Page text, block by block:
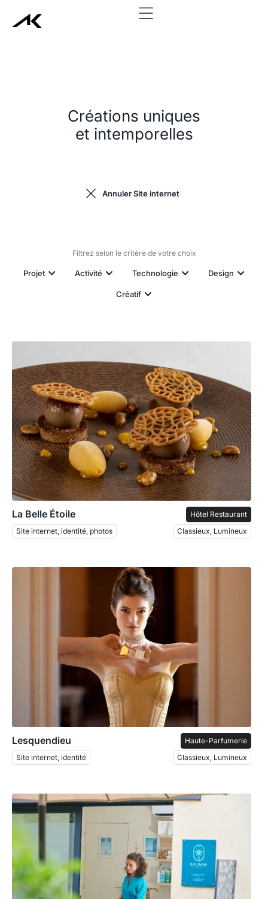
add_action('wp_head', function() { echo '
Créations uniques
et intemporelles
Annuler Site internet
Filtrez selon le critère de votre choix
Projet Activité Technologie Design
Créatif
La Belle Étoile
Hôtel Restaurant
Site internet, identité, photos
Classieux, Lumineux
Lesquendieu
Haute-Parfumerie
Site internet, identité
Classieux, Lumineux